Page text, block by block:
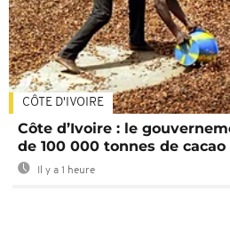
CÔTE D'IVOIRE
Côte d’Ivoire : le
de 100 000 tonnes de cacao
Il y a 1 heure